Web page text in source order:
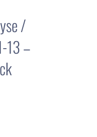
/
13 –